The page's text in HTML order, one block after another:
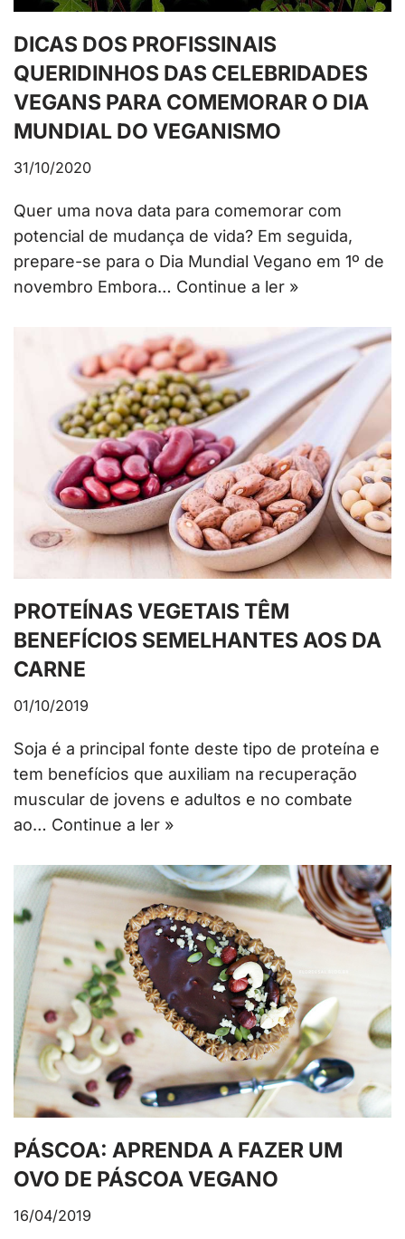
DICAS DOS PROFISSINAIS
QUERIDINHOS DAS CELEBRIDADES
VEGANS PARA COMEMORAR O DIA
MUNDIAL DO VEGANISMO
31/10/2020
Quer uma nova data para comemorar com
potencial de mudança de vida? Em seguida,
prepare-se para o Dia Mundial Vegano em 1º de
novembro Embora… Continue a ler »
PROTEÍNAS VEGETAIS TÊM
BENEFÍCIOS SEMELHANTES AOS DA
CARNE
01/10/2019
Soja é a principal fonte deste tipo de proteína e
tem benefícios que auxiliam na recuperação
muscular de jovens e adultos e no combate
ao… Continue a ler »
PÁSCOA: APRENDA A FAZER UM
OVO DE PÁSCOA VEGANO
16/04/2019